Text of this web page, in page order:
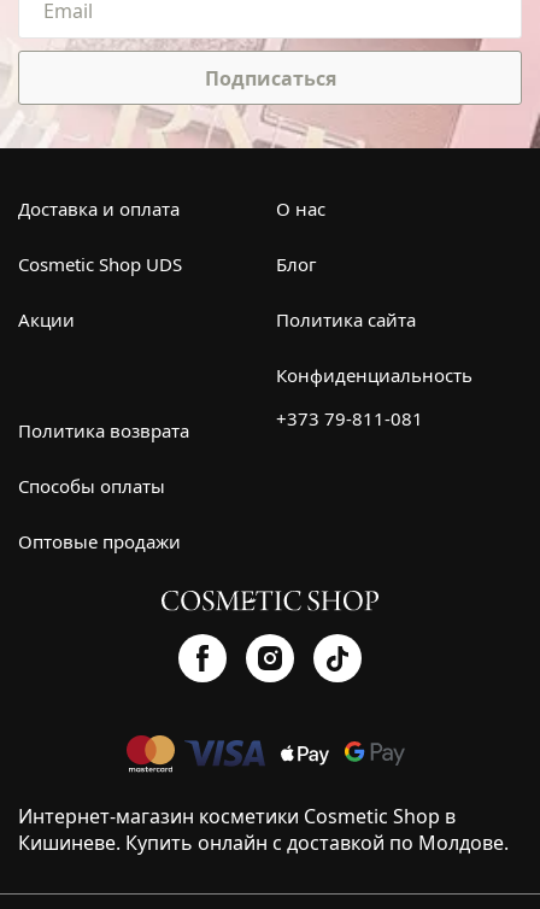
Подписаться
Доставка и оплата
Cosmetic Shop UDS
Акции
О нас
Блог
Политика сайта
Конфиденциальность
Политика возврата
Способы оплаты
Оптовые продажи
+373 79-811-081
Интернет-магазин косметики Cosmetic Shop в
Кишиневе. Купить онлайн с доставкой по Молдове.